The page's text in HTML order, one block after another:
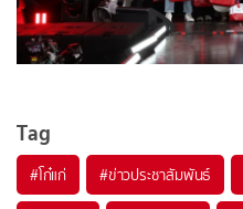
Tag
#โก๋แก่ #ข่าวประชาสัมพันธ์